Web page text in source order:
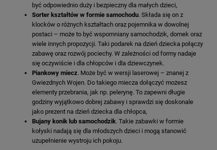
być odpowiednio duży i bezpieczny dla małych dzieci,
Sorter kształtów w formie samochodu. Składa się on z
klocków o różnych kształtach oraz pojemnika w dowolnej
postaci – może to być wspomniany samochodzik, domek oraz
wiele innych propozycji. Taki podarek na dzień dziecka połączy
zabawę oraz rozwój pociechy. W zależności od formy nadaje
się oczywiście i dla chłopców i dla dziewczynek.
Piankowy miecz. Może być w wersji laserowej – znanej z
Gwiezdnych Wojen. Do takiego miecza dołączyć możesz
elementy przebrania, jak np. pelerynę. To zapewni długie
godziny wyjątkowo dobrej zabawy i sprawdzi się doskonale
jako prezent na dzień dziecka dla chłopca,
Bujany konik lub samochodzik. Takie zabawki w formie
kołyski nadają się dla młodszych dzieci i mogą stanowić
uzupełnienie wystroju ich pokoju.